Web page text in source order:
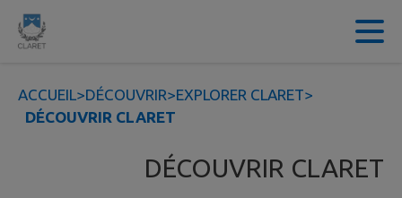
Contenu
ACCUEIL>DÉCOUVRIR>EXPLORER CLARET>
DÉCOUVRIR CLARET
DÉCOUVRIR CLARET